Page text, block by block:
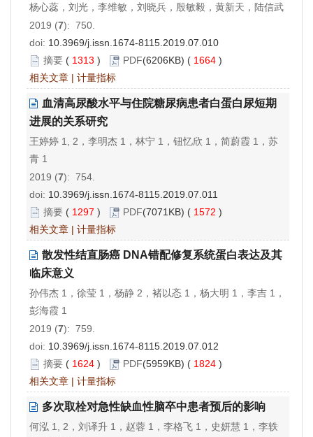
杨心蕊，刘光，李维敏，刘晓兵，殷敏毅，黄新天，陆信武
2019 (7): 750.
doi: 10.3969/j.issn.1674-8115.2019.07.010
摘要 ( 1313 ) PDF(6206KB) ( 1664 )
相关文章 | 计量指标
血清高尿酸水平与住院糖尿病患者白蛋白尿短期
进展的关系研究
王婷婷 1, 2，李明杰 1，林宁 1，钮忆欣 1，简蔚霞 1，苏
青 1
2019 (7): 754.
doi: 10.3969/j.issn.1674-8115.2019.07.011
摘要 ( 1297 ) PDF(7071KB) ( 1572 )
相关文章 | 计量指标
散发性结直肠癌 DNA错配修复系统蛋白表达及其
临床意义
孙伟杰 1，徐莹 1，杨静 2，褚以忞 1，杨大明 1，李吉 1，
彭海霞 1
2019 (7): 759.
doi: 10.3969/j.issn.1674-8115.2019.07.012
摘要 ( 1624 ) PDF(5959KB) ( 1824 )
相关文章 | 计量指标
多次取栓对急性缺血性脑卒中患者预后的影响
何泓 1, 2，刘译升 1，赵蓉 1，李格飞 1，史妍慧 1，李轶